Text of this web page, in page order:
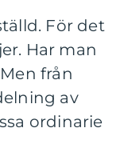
För det
Har man
från
av
ordinarie